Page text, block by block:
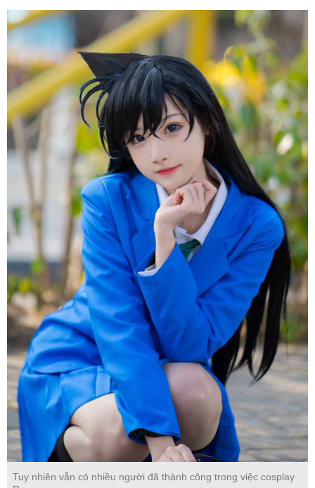
Tuy nhiên vẫn có nhiều người đã thành công trong việc cosplay